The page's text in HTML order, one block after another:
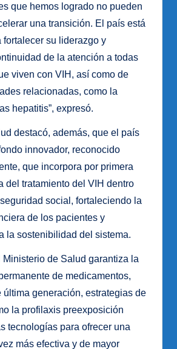
que hemos logrado no pueden
una transición. El país está
fortalecer su liderazgo y
de la atención a todas
viven con VIH, así como de
relacionadas, como la
hepatitis”, expresó.
destacó, además, que el país
innovador, reconocido
que incorpora por primera
del tratamiento del VIH dentro
social, fortaleciendo la
de los pacientes y
la sostenibilidad del sistema.
de Salud garantiza la
de medicamentos,
última generación, estrategias de
la profilaxis preexposición
tecnologías para ofrecer una
más efectiva y de mayor